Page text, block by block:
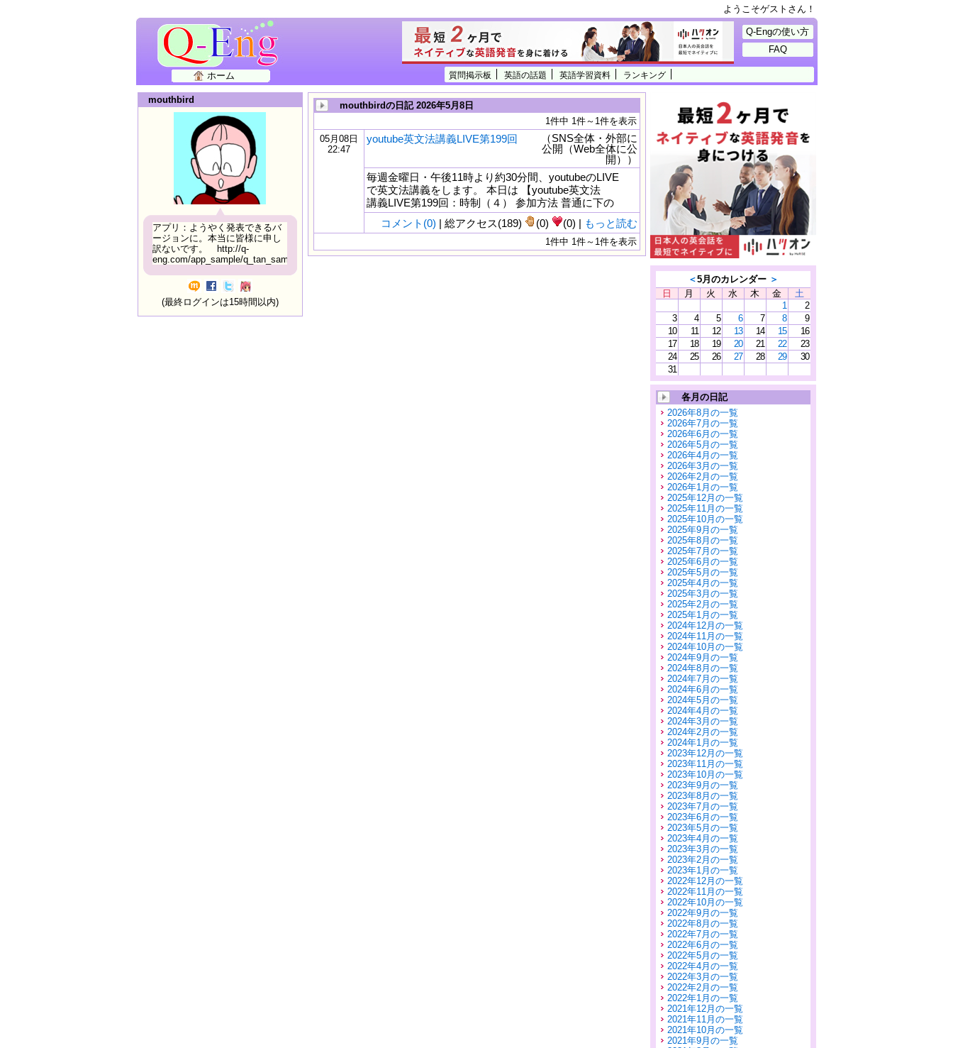
ようこそゲストさん！
質問掲示板 英語の話題 英語学習資料 ランキング
ホーム
Q-Engの使い方
FAQ
mouthbird
アプリ：ようやく発表できるバ
ージョンに。本当に皆様に申し
訳ないです。 http://q-
eng.com/app_sample/q_tan_sample06.html
(最終ログインは15時間以内)
mouthbirdの日記 2026年5月8日
1件中 1件～1件を表示
05月08日
22:47
youtube英文法講義LIVE第199回
（SNS全体・外部に
公開（Web全体に公
開））
毎週金曜日・午後11時より約30分間、youtubeのLIVE
で英文法講義をします。 本日は 【youtube英文法
講義LIVE第199回：時制（４） 参加方法 普通に下の
コメント(0) | 総アクセス(189) (0) (0) | もっと読む
1件中 1件～1件を表示
＜5月のカレンダー ＞
日
月 火 水 木 金
土
1
2
3
4 5 6 7 8
9
10
11 12 13 14 15
16
17
18 19 20 21 22
23
24
25 26 27 28 29
30
31
各月の日記
2026年8月の一覧
2026年7月の一覧
2026年6月の一覧
2026年5月の一覧
2026年4月の一覧
2026年3月の一覧
2026年2月の一覧
2026年1月の一覧
2025年12月の一覧
2025年11月の一覧
2025年10月の一覧
2025年9月の一覧
2025年8月の一覧
2025年7月の一覧
2025年6月の一覧
2025年5月の一覧
2025年4月の一覧
2025年3月の一覧
2025年2月の一覧
2025年1月の一覧
2024年12月の一覧
2024年11月の一覧
2024年10月の一覧
2024年9月の一覧
2024年8月の一覧
2024年7月の一覧
2024年6月の一覧
2024年5月の一覧
2024年4月の一覧
2024年3月の一覧
2024年2月の一覧
2024年1月の一覧
2023年12月の一覧
2023年11月の一覧
2023年10月の一覧
2023年9月の一覧
2023年8月の一覧
2023年7月の一覧
2023年6月の一覧
2023年5月の一覧
2023年4月の一覧
2023年3月の一覧
2023年2月の一覧
2023年1月の一覧
2022年12月の一覧
2022年11月の一覧
2022年10月の一覧
2022年9月の一覧
2022年8月の一覧
2022年7月の一覧
2022年6月の一覧
2022年5月の一覧
2022年4月の一覧
2022年3月の一覧
2022年2月の一覧
2022年1月の一覧
2021年12月の一覧
2021年11月の一覧
2021年10月の一覧
2021年9月の一覧